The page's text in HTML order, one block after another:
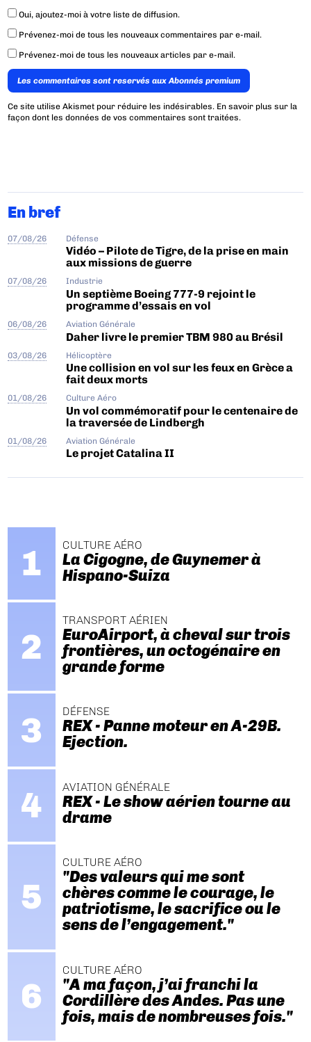
Oui, ajoutez-moi à votre liste de diffusion.
Prévenez-moi de tous les nouveaux commentaires par e-mail.
Prévenez-moi de tous les nouveaux articles par e-mail.
Les commentaires sont reservés aux Abonnés premium
Ce site utilise Akismet pour réduire les indésirables. En savoir plus sur la
façon dont les données de vos commentaires sont traitées.
En bref
07/08/26 Défense
Vidéo – Pilote de Tigre, de la prise en main
aux missions de guerre
07/08/26 Industrie
Un septième Boeing 777-9 rejoint le
programme d’essais en vol
06/08/26 Aviation Générale
Daher livre le premier TBM 980 au Brésil
03/08/26 Hélicoptère
Une collision en vol sur les feux en Grèce a
fait deux morts
01/08/26 Culture Aéro
Un vol commémoratif pour le centenaire de
la traversée de Lindbergh
01/08/26 Aviation Générale
Le projet Catalina II
CULTURE AÉRO
La Cigogne, de Guynemer à
Hispano-Suiza
TRANSPORT AÉRIEN
EuroAirport, à cheval sur trois
frontières, un octogénaire en
grande forme
DÉFENSE
REX - Panne moteur en A-29B.
Ejection.
AVIATION GÉNÉRALE
REX - Le show aérien tourne au
drame
CULTURE AÉRO
"Des valeurs qui me sont
chères comme le courage, le
patriotisme, le sacrifice ou le
sens de l’engagement."
CULTURE AÉRO
"A ma façon, j’ai franchi la
Cordillère des Andes. Pas une
fois, mais de nombreuses fois."